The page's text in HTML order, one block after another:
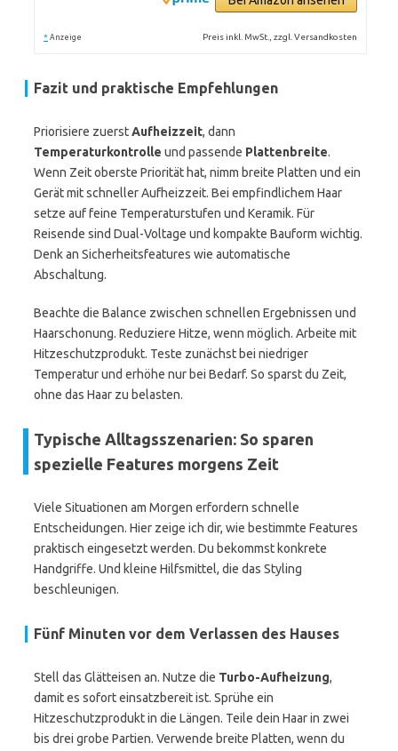
* Anzeige Preis inkl. MwSt., zzgl. Versandkosten
Fazit und praktische Empfehlungen
Priorisiere zuerstAufheizzeit, dann
Temperaturkontrolle und passende Plattenbreite.
Wenn Zeit oberste Priorität hat, nimm breite Platten und ein
Gerät mit schneller Aufheizzeit. Bei empfindlichem Haar
setze auf feine Temperaturstufen und Keramik. Für
Reisende sind Dual-Voltage und kompakte Bauform wichtig.
Denk an Sicherheitsfeatures wie automatische
Abschaltung.
Beachte die Balance zwischen schnellen Ergebnissen und
Haarschonung. Reduziere Hitze, wenn möglich. Arbeite mit
Hitzeschutzprodukt. Teste zunächst bei niedriger
Temperatur und erhöhe nur bei Bedarf. So sparst du Zeit,
ohne das Haar zu belasten.
Typische Alltagsszenarien: So sparen
spezielle Features morgens Zeit
Viele Situationen am Morgen erfordern schnelle
Entscheidungen. Hier zeige ich dir, wie bestimmte Features
praktisch eingesetzt werden. Du bekommst konkrete
Handgriffe. Und kleine Hilfsmittel, die das Styling
beschleunigen.
Fünf Minuten vor dem Verlassen des Hauses
Stell das Glätteisen an. Nutze die Turbo-Aufheizung,
damit es sofort einsatzbereit ist. Sprühe ein
Hitzeschutzprodukt in die Längen. Teile dein Haar in zwei
bis drei grobe Partien. Verwende breite Platten, wenn du